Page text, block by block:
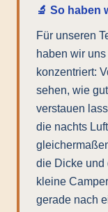
🔬 So haben
Für unseren
haben wir
konzentriert:
sehen, wie
verstauen
die nachts
die Dicke und
kleine
gerade nach